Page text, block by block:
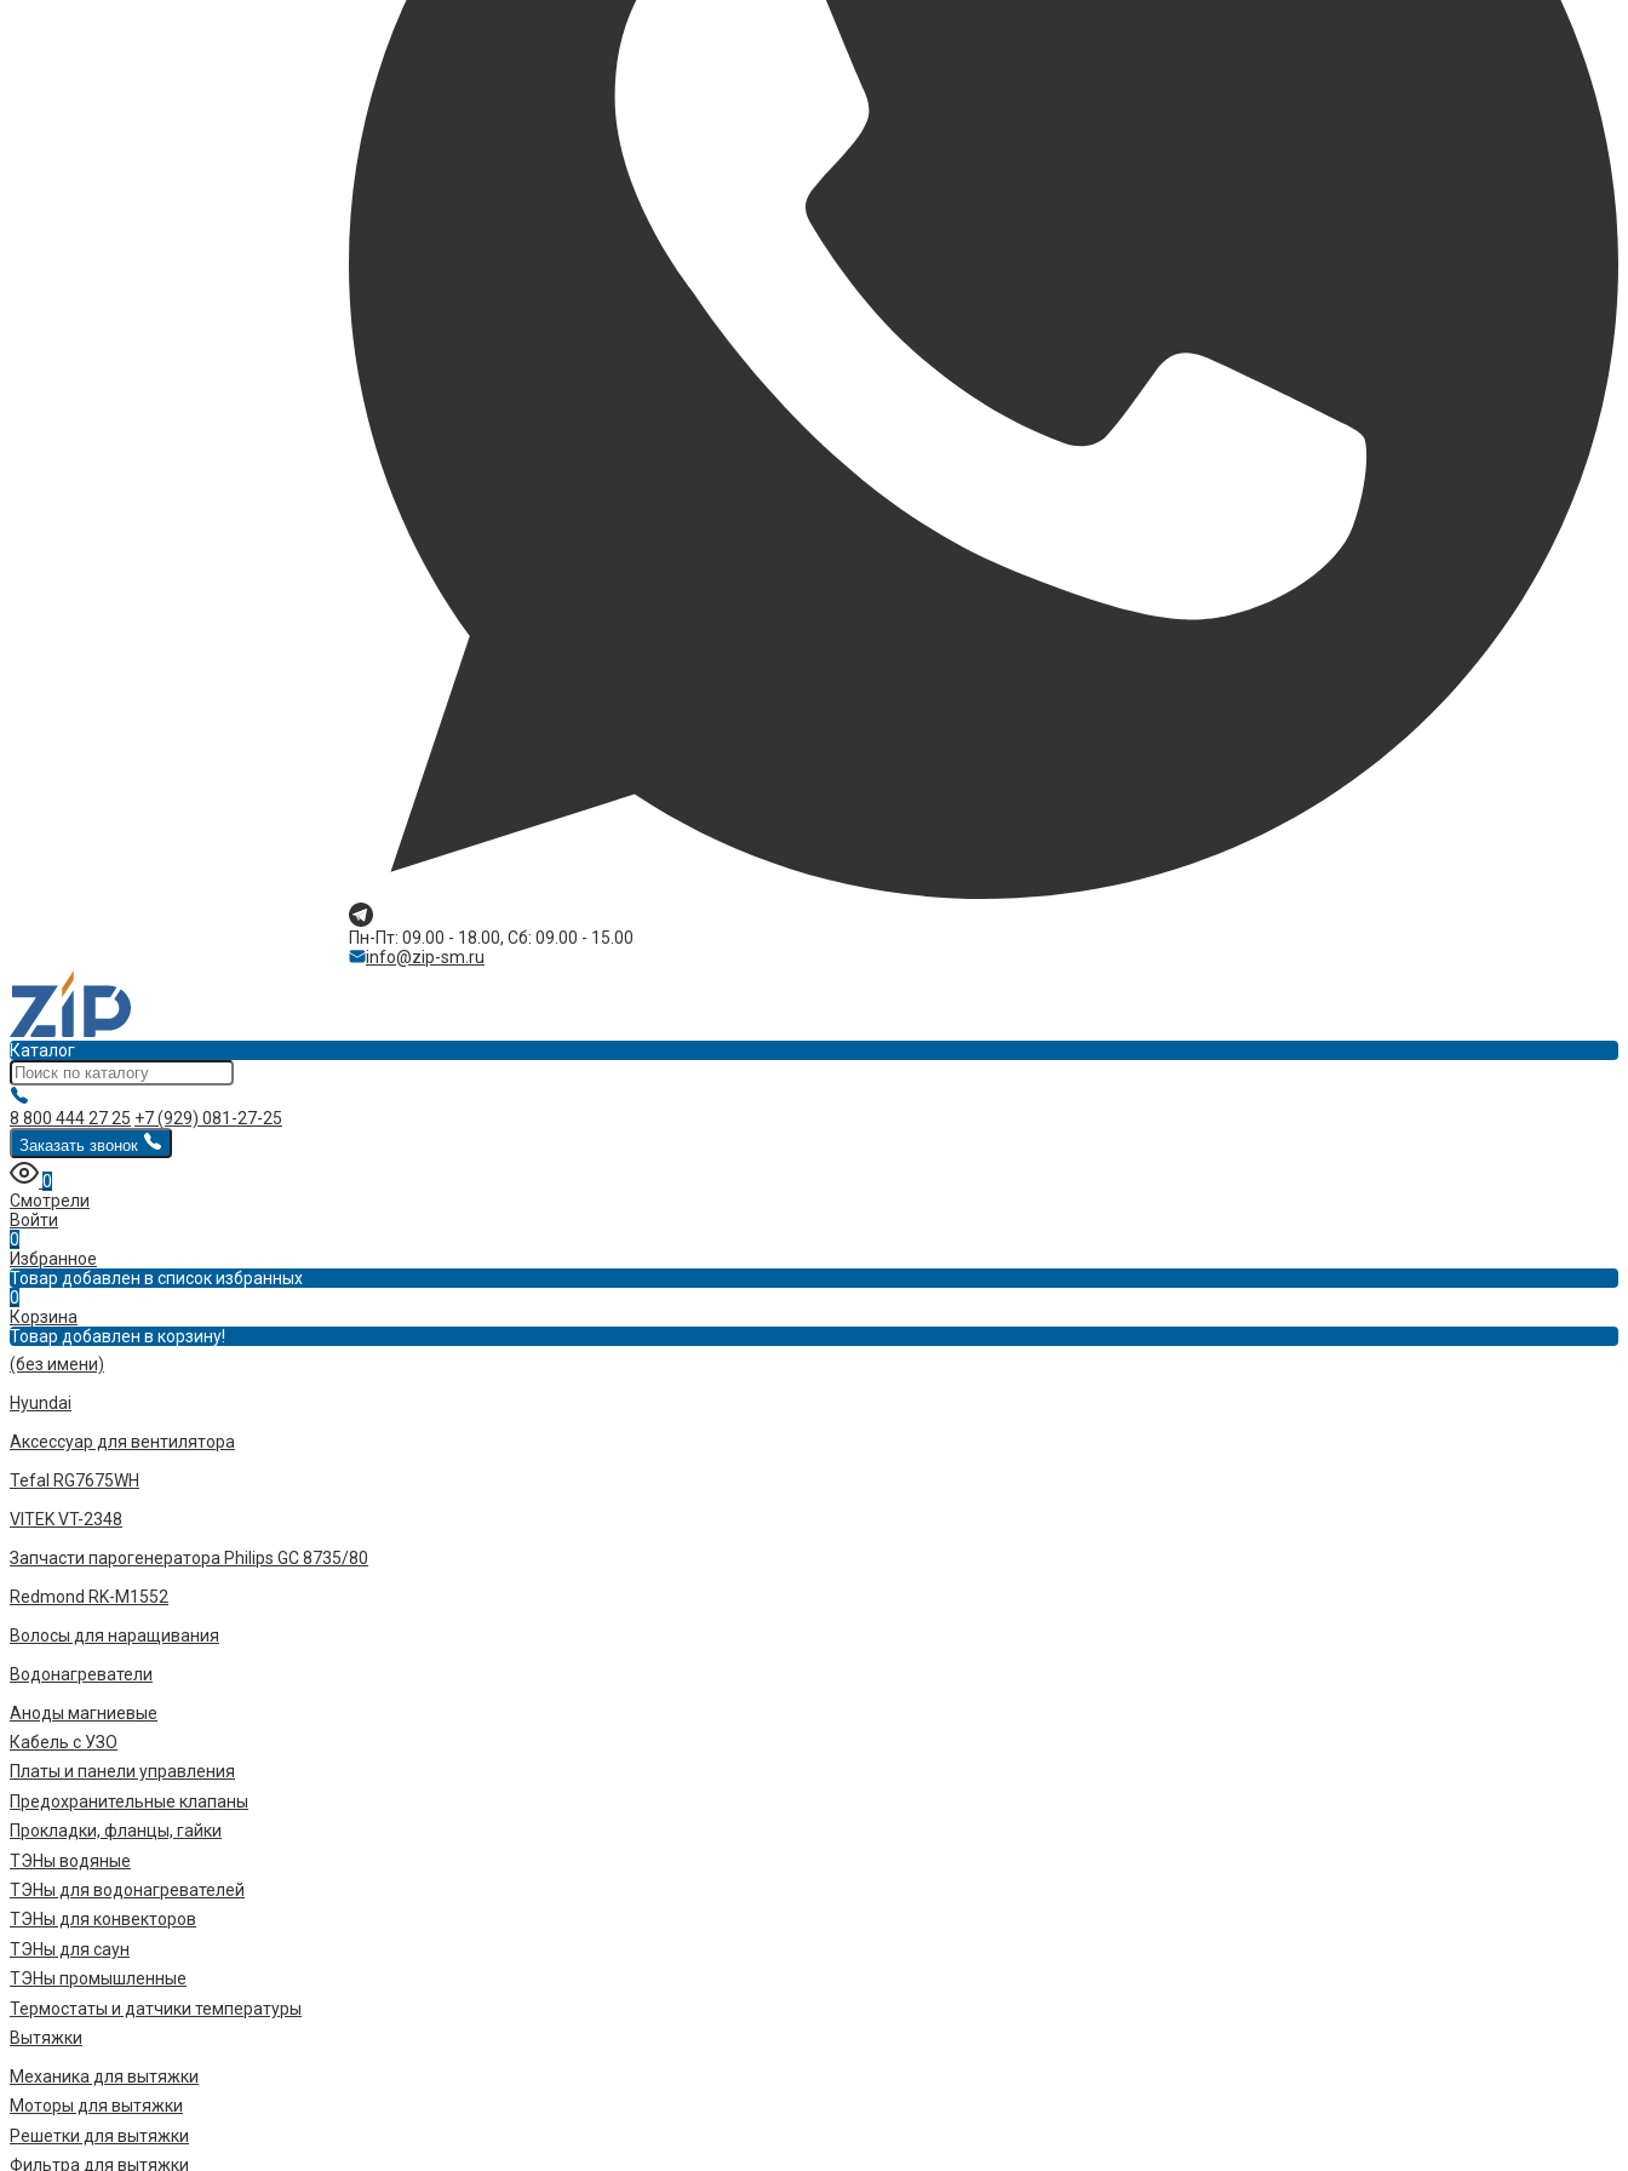
Пн-Пт: 09.00 - 18.00, Сб: 09.00 - 15.00
info@zip-sm.ru
Каталог
8 800 444 27 25 +7 (929) 081-27-25
Заказать звонок
0
Смотрели
Войти
0
Избранное
Товар добавлен в список избранных
0
Корзина
Товар добавлен в корзину!
(без имени)
Hyundai
Аксессуар для вентилятора
Tefal RG7675WH
VITEK VT-2348
Запчасти парогенератора Philips GC 8735/80
Redmond RK-M1552
Волосы для наращивания
Водонагреватели
Аноды магниевые
Кабель с УЗО
Платы и панели управления
Предохранительные клапаны
Прокладки, фланцы, гайки
ТЭНы водяные
ТЭНы для водонагревателей
ТЭНы для конвекторов
ТЭНы для саун
ТЭНы промышленные
Термостаты и датчики температуры
Вытяжки
Механика для вытяжки
Моторы для вытяжки
Решетки для вытяжки
Фильтра для вытяжки